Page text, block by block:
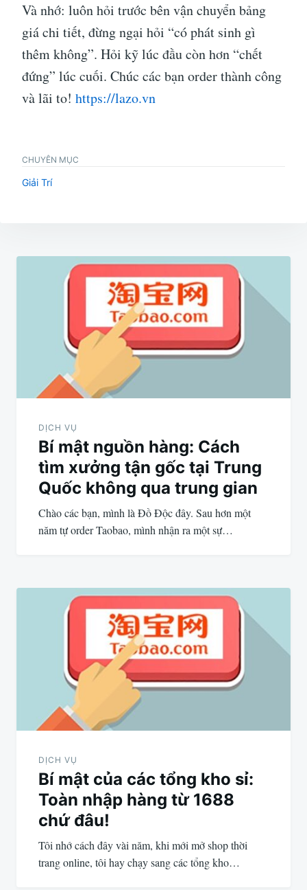
Và nhớ: luôn hỏi trước bên vận chuyển bảng
giá chi tiết, đừng ngại hỏi “có phát sinh gì
thêm không”. Hỏi kỹ lúc đầu còn hơn “chết
đứng” lúc cuối. Chúc các bạn order thành công
và lãi to! https://lazo.vn
CHUYÊN MỤC
Giải Trí
Điều
hướng
DỊCH VỤ
Bí mật nguồn hàng: Cách
tìm xưởng tận gốc tại Trung
Quốc không qua trung gian
Chào các bạn, mình là Đồ Độc đây. Sau hơn một
năm tự order Taobao, mình nhận ra một sự…
DỊCH VỤ
Bí mật của các tổng kho sỉ:
Toàn nhập hàng từ 1688
chứ đâu!
Tôi nhớ cách đây vài năm, khi mới mở shop thời
trang online, tôi hay chạy sang các tổng kho…